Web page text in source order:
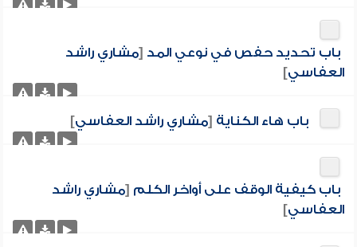
باب تحديد حفص في نوعي المد [مشاري راشد
العفاسي]
باب هاء الكناية [مشاري راشد العفاسي]
باب كيفية الوقف على أواخر الكلم [مشاري راشد
العفاسي]